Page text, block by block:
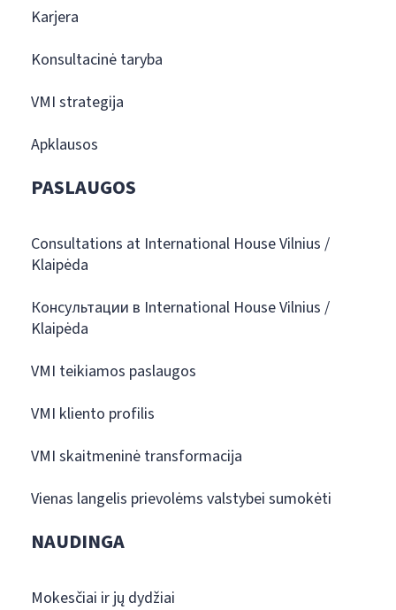
Karjera
Konsultacinė taryba
VMI strategija
Apklausos
PASLAUGOS
Consultations at International House Vilnius /
Klaipėda
Консультации в International House Vilnius /
Klaipėda
VMI teikiamos paslaugos
VMI kliento profilis
VMI skaitmeninė transformacija
Vienas langelis prievolėms valstybei sumokėti
NAUDINGA
Mokesčiai ir jų dydžiai